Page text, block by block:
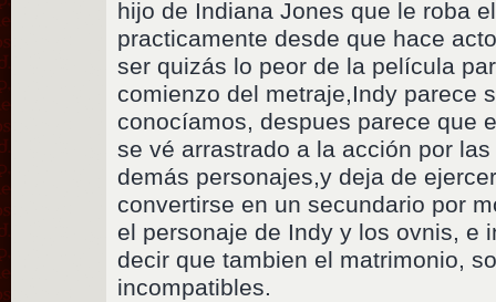
hijo de Indiana Jones que le roba
practicamente desde que hace
ser quizás lo peor de la película
comienzo del metraje,Indy parece
conocíamos, despues parece que
se vé arrastrado a la acción por
demás personajes,y deja de
convertirse en un secundario por
el personaje de Indy y los ovnis, e
decir que tambien el matrimonio,
incompatibles.